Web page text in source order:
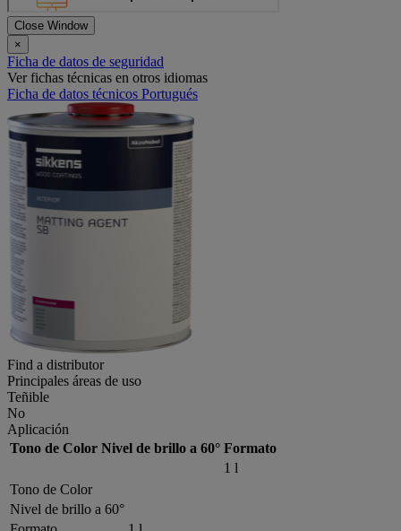
Close Window
×
Ficha de datos de seguridad
Ver fichas técnicas en otros idiomas
Ficha de datos técnicos Portugués
Find a distributor
Principales áreas de uso
Teñible
No
Aplicación
Tono de Color Nivel de brillo a 60° Formato
1 l
Tono de Color
Nivel de brillo a 60°